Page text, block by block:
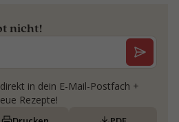
nicht!
in dein E-Mail-Postfach +
Rezepte!